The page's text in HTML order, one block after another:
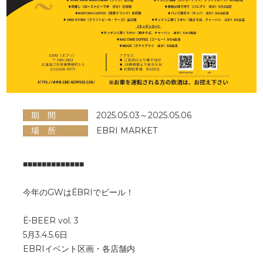
期 間
2025.05.03～2025.05.06
場 所
EBRI MARKET
■■■■■■■■■■■■■
今年のGWはЁBRIでビール！
Ё-BEER vol. 3
5月3.4.5.6日
EBRIイベント区画・各店舗内